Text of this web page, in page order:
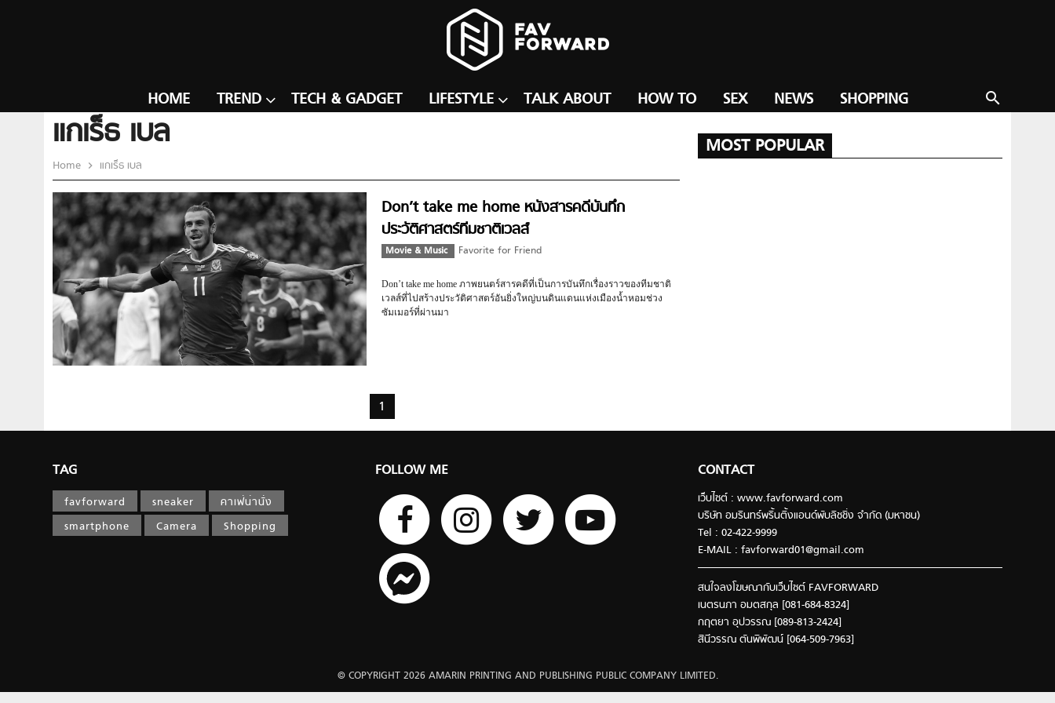
search
HOME TREND TECH & GADGET LIFESTYLE TALK ABOUT HOW TO SEX NEWS SHOPPING
แกเร็ธ เบล
Home แกเร็ธ เบล
Don’t take me home หนังสารคดีบันทึก
ประวัติศาสตร์ทีมชาติเวลส์
Movie & Music Favorite for Friend
Don’t take me home ภาพยนตร์สารคดีที่เป็นการบันทึกเรื่องราวของทีมชาติ
เวลส์ที่ไปสร้างประวัติศาสตร์อันยิ่งใหญ่บนดินแดนแห่งเมืองน้ำหอมช่วง
ซัมเมอร์ที่ผ่านมา
1
MOST POPULAR
TAG
favforward sneaker
คาเฟ่น่านั่ง
smartphone
Camera Shopping
FOLLOW ME CONTACT
เว็บไซต์ : www.favforward.com
บริษัท อมรินทร์พริ้นติ้งแอนด์พับลิชชิ่ง จำกัด (มหาชน)
Tel : 02-422-9999
E-MAIL : favforward01@gmail.com
สนใจลงโฆษณากับเว็บไซต์ FAVFORWARD
เนตรนภา อมตสกุล [081-684-8324]
กฤตยา อุปวรรณ [089-813-2424]
สินีวรรณ ตันพิพัฒน์ [064-509-7963]
© COPYRIGHT 2026 AMARIN PRINTING AND PUBLISHING PUBLIC COMPANY LIMITED.